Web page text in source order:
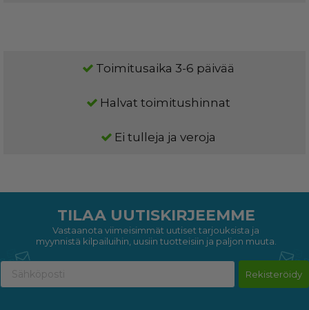
Toimitusaika 3-6 päivää
Halvat toimitushinnat
Ei tulleja ja veroja
TILAA UUTISKIRJEEMME
Vastaanota viimeisimmät uutiset tarjouksista ja
myynnistä kilpailuihin, uusiin tuotteisiin ja paljon muuta.
Rekisteröidy